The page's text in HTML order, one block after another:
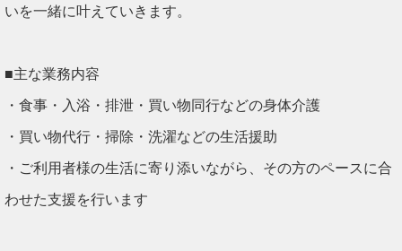
いを一緒に叶えていきます。
■主な業務内容
・食事・入浴・排泄・買い物同行などの身体介護
・買い物代行・掃除・洗濯などの生活援助
・ご利用者様の生活に寄り添いながら、その方のペースに合
わせた支援を行います